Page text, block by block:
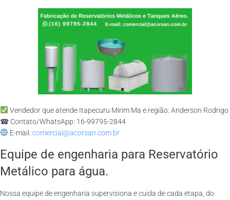
Vendedor que atende Itapecuru Mirim Ma e região: Anderson Rodrigo
☎ Contato/WhatsApp: 16-99795-2844
E-mail: comercial@acorsan.com.br
Equipe de engenharia para Reservatório
Metálico para água.
Nossa equipe de engenharia supervisiona e cuida de cada etapa, do